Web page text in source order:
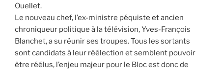
Ouellet.
Le nouveau chef, l’ex-ministre péquiste et ancien
chroniqueur politique à la télévision, Yves-François
Blanchet, a su réunir ses troupes. Tous les sortants
sont candidats à leur réélection et semblent pouvoir
être réélus, l’enjeu majeur pour le Bloc est donc de